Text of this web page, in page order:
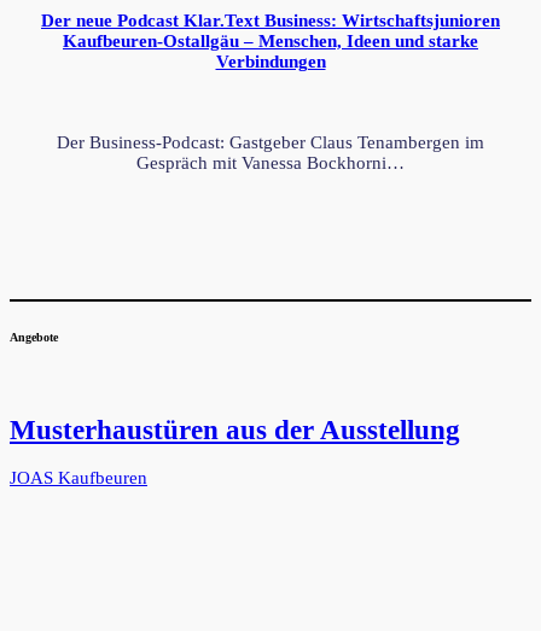
Der neue Podcast Klar.Text Business: Wirtschaftsjunioren
Kaufbeuren-Ostallgäu – Menschen, Ideen und starke
Verbindungen
Der Business-Podcast: Gastgeber Claus Tenambergen im
Gespräch mit Vanessa Bockhorni…
Angebote
Musterhaustüren aus der Ausstellung
JOAS Kaufbeuren